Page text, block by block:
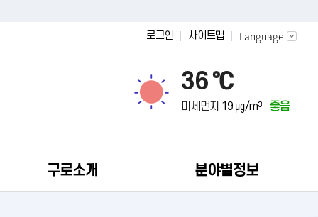
로그인 사이트맵 Language
36 ℃
미세먼지 19 ㎍/m³ 좋음
구로소개 분야별정보